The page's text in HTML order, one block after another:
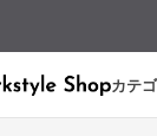
カテ